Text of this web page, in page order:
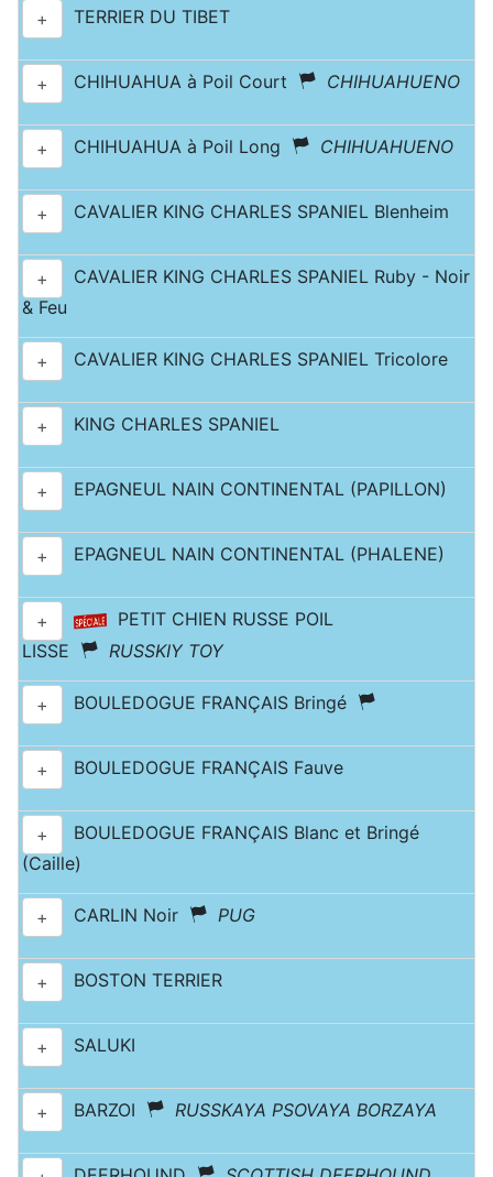
+ TERRIER DU TIBET
+ CHIHUAHUA à Poil Court CHIHUAHUENO
+ CHIHUAHUA à Poil Long CHIHUAHUENO
+ CAVALIER KING CHARLES SPANIEL Blenheim
+
CAVALIER KING CHARLES SPANIEL Ruby - Noir
& Feu
+ CAVALIER KING CHARLES SPANIEL Tricolore
+ KING CHARLES SPANIEL
+ EPAGNEUL NAIN CONTINENTAL (PAPILLON)
+ EPAGNEUL NAIN CONTINENTAL (PHALENE)
+
PETIT CHIEN RUSSE POIL
LISSE
RUSSKIY TOY
+ BOULEDOGUE FRANÇAIS Bringé
+ BOULEDOGUE FRANÇAIS Fauve
+
BOULEDOGUE FRANÇAIS Blanc et Bringé
(Caille)
+ CARLIN Noir PUG
+ BOSTON TERRIER
+ SALUKI
+ BARZOI RUSSKAYA PSOVAYA BORZAYA